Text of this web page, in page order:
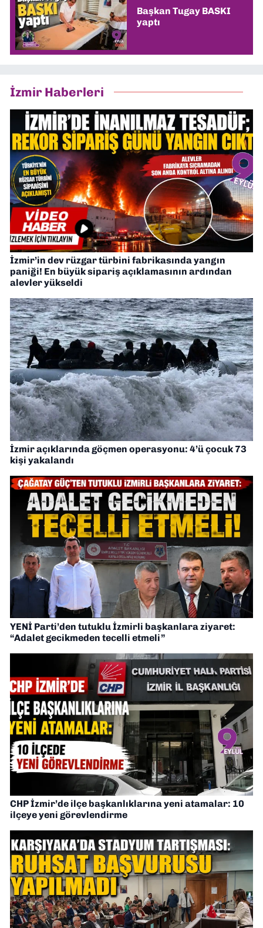
Başkan Tugay BASKI
yaptı
İzmir Haberleri
İzmir’in dev rüzgar türbini fabrikasında yangın
paniği! En büyük sipariş açıklamasının ardından
alevler yükseldi
İzmir açıklarında göçmen operasyonu: 4’ü çocuk 73
kişi yakalandı
YENİ Parti’den tutuklu İzmirli başkanlara ziyaret:
“Adalet gecikmeden tecelli etmeli”
CHP İzmir’de ilçe başkanlıklarına yeni atamalar: 10
ilçeye yeni görevlendirme